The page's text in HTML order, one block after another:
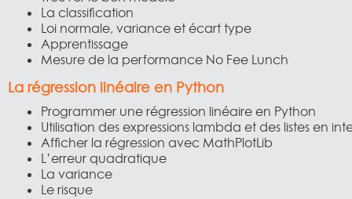
La classification
Loi normale, variance et écart type
Apprentissage
Mesure de la performance No Fee Lunch
La régression linéaire en Python
Programmer une régression linéaire en Python
Utilisation des expressions lambda et des listes en
Afficher la régression avec MathPlotLib
L’erreur quadratique
La variance
Le risque